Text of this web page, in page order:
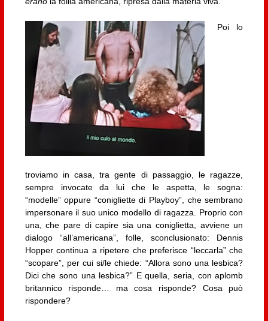
Poi lo
troviamo in casa, tra gente di passaggio, le ragazze,
sempre invocate da lui che le aspetta, le sogna:
“modelle” oppure “conigliette di Playboy”, che sembrano
impersonare il suo unico modello di ragazza. Proprio con
una, che pare di capire sia una coniglietta, avviene un
dialogo “all’americana”, folle, sconclusionato: Dennis
Hopper continua a ripetere che preferisce “leccarla” che
“scopare”, per cui si/le chiede: “Allora sono una lesbica?
Dici che sono una lesbica?” E quella, seria, con aplomb
britannico risponde… ma cosa risponde? Cosa può
rispondere?